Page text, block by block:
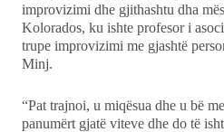
improvizimi dhe gjithashtu dha
Kolorados, ku ishte profesor i
trupe improvizimi me gjashtë
Minj.
“Pat trajnoi, u miqësua dhe u bë
panumërt gjatë viteve dhe do të